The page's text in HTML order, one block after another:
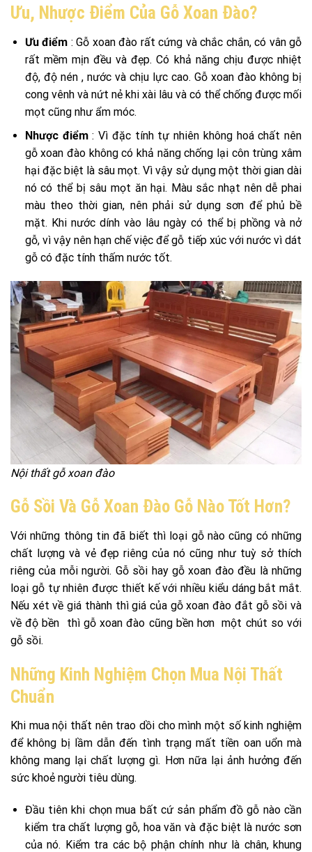
Ưu, Nhược Điểm Của Gỗ Xoan Đào?
Ưu điểm : Gỗ xoan đào rất cứng và chắc chắn, có vân gỗ
rất mềm mịn đều và đẹp. Có khả năng chịu được nhiệt
độ, độ nén , nước và chịu lực cao. Gỗ xoan đào không bị
cong vênh và nứt nẻ khi xài lâu và có thể chống được mối
mọt cũng như ẩm móc.
Nhược điểm: Vì đặc tính tự nhiên không hoá chất nên
gỗ xoan đào không có khả năng chống lại côn trùng xâm
hại đặc biệt là sâu mọt. Vì vậy sử dụng một thời gian dài
nó có thể bị sâu mọt ăn hại. Màu sắc nhạt nên dễ phai
màu theo thời gian, nên phải sử dụng sơn để phủ bề
mặt. Khi nước dính vào lâu ngày có thể bị phồng và nở
gỗ, vì vậy nên hạn chế việc để gỗ tiếp xúc với nước vì dát
gỗ có đặc tính thấm nước tốt.
Nội thất gỗ xoan đào
Gỗ Sồi Và Gỗ Xoan Đào Gỗ Nào Tốt Hơn?
Với những thông tin đã biết thì loại gỗ nào cũng có những
chất lượng và vẻ đẹp riêng của nó cũng như tuỳ sở thích
riêng của mỗi người. Gỗ sồi hay gỗ xoan đào đều là những
loại gỗ tự nhiên được thiết kế với nhiều kiểu dáng bắt mắt.
Nếu xét về giá thành thì giá của gỗ xoan đào đắt gỗ sồi và
về độ bền thì gỗ xoan đào cũng bền hơn một chút so với
gỗ sồi.
Những Kinh Nghiệm Chọn Mua Nội Thất
Chuẩn
Khi mua nội thất nên trao dồi cho mình một số kinh nghiệm
để không bị lầm dẫn đến tình trạng mất tiền oan uổn mà
không mang lại chất lượng gì. Hơn nữa lại ảnh hưởng đến
sức khoẻ người tiêu dùng.
Đầu tiên khi chọn mua bất cứ sản phẩm đồ gỗ nào cần
kiểm tra chất lượng gỗ, hoa văn và đặc biệt là nước sơn
của nó. Kiểm tra các bộ phận chính như là chân, khung